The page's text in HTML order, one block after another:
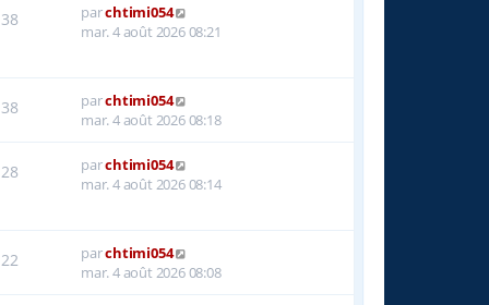
38 parchtimi054
mar. 4 août 2026 08:21
38 parchtimi054
mar. 4 août 2026 08:18
28 parchtimi054
mar. 4 août 2026 08:14
22 parchtimi054
mar. 4 août 2026 08:08